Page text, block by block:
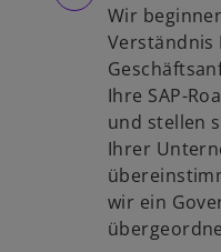
Wir
Verständnis
Ihre SAP-
und stellen
Ihrer
wir ein